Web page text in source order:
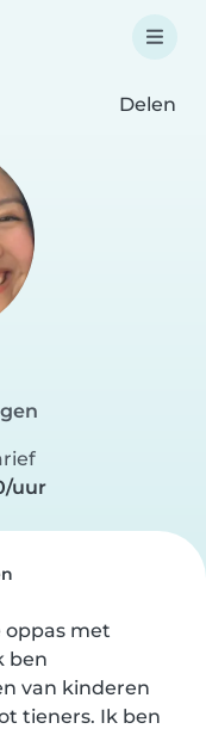
Delen
uur
oppas met
ben
van kinderen
tieners. Ik ben